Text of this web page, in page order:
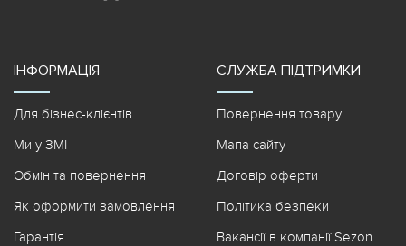
ІНФОРМАЦІЯ
Для бізнес-клієнтів
Ми у ЗМІ
Обмін та повернення
Як оформити замовлення
Гарантія
СЛУЖБА ПІДТРИМКИ
Повернення товару
Мапа сайту
Договір оферти
Політика безпеки
Вакансії в компанії Sezon